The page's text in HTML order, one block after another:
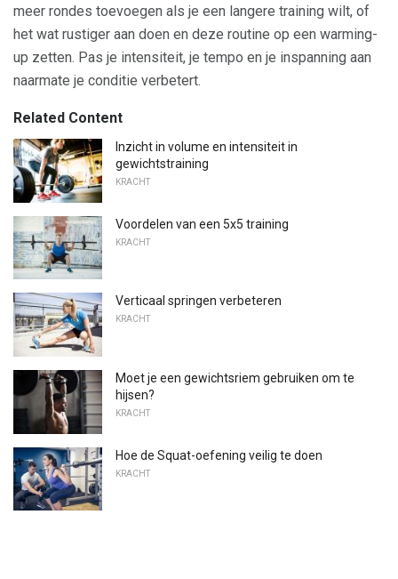
meer rondes toevoegen als je een langere training wilt, of
het wat rustiger aan doen en deze routine op een warming-
up zetten. Pas je intensiteit, je tempo en je inspanning aan
naarmate je conditie verbetert.
Related Content
Inzicht in volume en intensiteit in
gewichtstraining
KRACHT
Voordelen van een 5x5 training
KRACHT
Verticaal springen verbeteren
KRACHT
Moet je een gewichtsriem gebruiken om te
hijsen?
KRACHT
Hoe de Squat-oefening veilig te doen
KRACHT